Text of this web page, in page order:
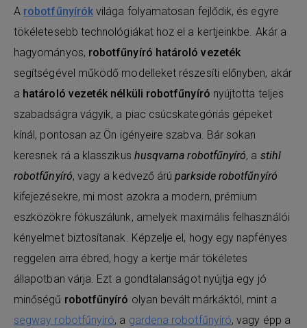
A robotfűnyírók világa folyamatosan fejlődik, és egyre
tökéletesebb technológiákat hoz el a kertjeinkbe. Akár a
hagyományos, robotfűnyíró határoló vezeték
segítségével működő modelleket részesíti előnyben, akár
a határoló vezeték nélküli robotfűnyíró nyújtotta teljes
szabadságra vágyik, a piac csúcskategóriás gépeket
kínál, pontosan az Ön igényeire szabva. Bár sokan
keresnek rá a klasszikus husqvarna robotfűnyíró, a stihl
robotfűnyíró, vagy a kedvező árúparkside robotfűnyíró
kifejezésekre, mi most azokra a modern, prémium
eszközökre fókuszálunk, amelyek maximális felhasználói
kényelmet biztosítanak. Képzelje el, hogy egy napfényes
reggelen arra ébred, hogy a kertje már tökéletes
állapotban várja. Ezt a gondtalanságot nyújtja egy jó
minőségű robotfűnyíró olyan bevált márkáktól, mint a
segway robotfűnyíró, a gardena robotfűnyíró, vagy épp a